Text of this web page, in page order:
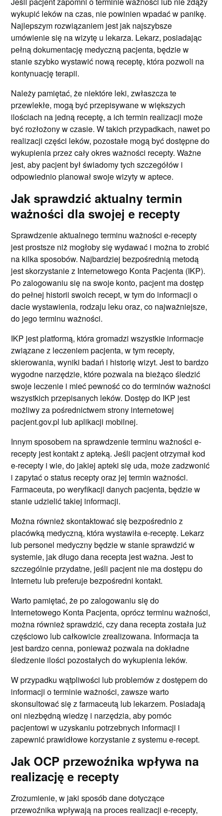
wykupić leków na czas, nie powinien wpadać w panikę.
Najlepszym rozwiązaniem jest jak najszybsze
umówienie się na wizytę u lekarza. Lekarz, posiadając
pełną dokumentację medyczną pacjenta, będzie w
stanie szybko wystawić nową receptę, która pozwoli na
kontynuację terapii.
Należy pamiętać, że niektóre leki, zwłaszcza te
przewlekłe, mogą być przepisywane w większych
ilościach na jedną receptę, a ich termin realizacji może
być rozłożony w czasie. W takich przypadkach, nawet po
realizacji części leków, pozostałe mogą być dostępne do
wykupienia przez cały okres ważności recepty. Ważne
jest, aby pacjent był świadomy tych szczegółów i
odpowiednio planował swoje wizyty w aptece.
Jak sprawdzić aktualny termin
ważności dla swojej e recepty
Sprawdzenie aktualnego terminu ważności e-recepty
jest prostsze niż mogłoby się wydawać i można to zrobić
na kilka sposobów. Najbardziej bezpośrednią metodą
jest skorzystanie z Internetowego Konta Pacjenta (IKP).
Po zalogowaniu się na swoje konto, pacjent ma dostęp
do pełnej historii swoich recept, w tym do informacji o
dacie wystawienia, rodzaju leku oraz, co najważniejsze,
do jego terminu ważności.
IKP jest platformą, która gromadzi wszystkie informacje
związane z leczeniem pacjenta, w tym recepty,
skierowania, wyniki badań i historię wizyt. Jest to bardzo
wygodne narzędzie, które pozwala na bieżąco śledzić
swoje leczenie i mieć pewność co do terminów ważności
wszystkich przepisanych leków. Dostęp do IKP jest
możliwy za pośrednictwem strony internetowej
pacjent.gov.pl lub aplikacji mobilnej.
Innym sposobem na sprawdzenie terminu ważności e-
recepty jest kontakt z apteką. Jeśli pacjent otrzymał kod
e-recepty i wie, do jakiej apteki się uda, może zadzwonić
i zapytać o status recepty oraz jej termin ważności.
Farmaceuta, po weryfikacji danych pacjenta, będzie w
stanie udzielić takiej informacji.
Można również skontaktować się bezpośrednio z
placówką medyczną, która wystawiła e-receptę. Lekarz
lub personel medyczny będzie w stanie sprawdzić w
systemie, jak długo dana recepta jest ważna. Jest to
szczególnie przydatne, jeśli pacjent nie ma dostępu do
Internetu lub preferuje bezpośredni kontakt.
Warto pamiętać, że po zalogowaniu się do
Internetowego Konta Pacjenta, oprócz terminu ważności,
można również sprawdzić, czy dana recepta została już
częściowo lub całkowicie zrealizowana. Informacja ta
jest bardzo cenna, ponieważ pozwala na dokładne
śledzenie ilości pozostałych do wykupienia leków.
W przypadku wątpliwości lub problemów z dostępem do
informacji o terminie ważności, zawsze warto
skonsultować się z farmaceutą lub lekarzem. Posiadają
oni niezbędną wiedzę i narzędzia, aby pomóc
pacjentowi w uzyskaniu potrzebnych informacji i
zapewnić prawidłowe korzystanie z systemu e-recept.
Jak OCP przewoźnika wpływa na
realizację e recepty
Zrozumienie, w jaki sposób dane dotyczące
przewoźnika wpływają na proces realizacji e-recepty,